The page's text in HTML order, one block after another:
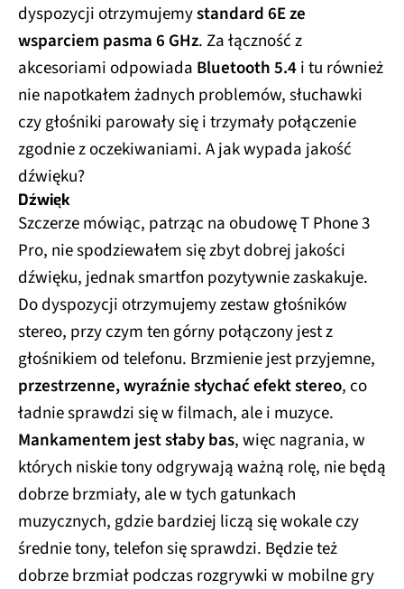
dyspozycji otrzymujemystandard 6E ze
wsparciem pasma 6 GHz. Za łączność z
akcesoriami odpowiada Bluetooth 5.4i tu również
nie napotkałem żadnych problemów, słuchawki
czy głośniki parowały się i trzymały połączenie
zgodnie z oczekiwaniami. A jak wypada jakość
dźwięku?
Dźwięk
Szczerze mówiąc, patrząc na obudowę T Phone 3
Pro, nie spodziewałem się zbyt dobrej jakości
dźwięku, jednak smartfon pozytywnie zaskakuje.
Do dyspozycji otrzymujemy zestaw głośników
stereo, przy czym ten górny połączony jest z
głośnikiem od telefonu. Brzmienie jest przyjemne,
przestrzenne, wyraźnie słychać efekt stereo, co
ładnie sprawdzi się w filmach, ale i muzyce.
Mankamentem jest słaby bas, więc nagrania, w
których niskie tony odgrywają ważną rolę, nie będą
dobrze brzmiały, ale w tych gatunkach
muzycznych, gdzie bardziej liczą się wokale czy
średnie tony, telefon się sprawdzi. Będzie też
dobrze brzmiał podczas rozgrywki w mobilne gry